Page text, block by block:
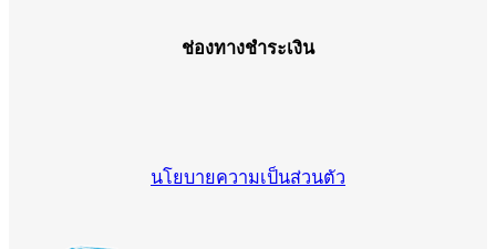
ช่องทางชำระเงิน
นโยบายความเป็นส่วนตัว